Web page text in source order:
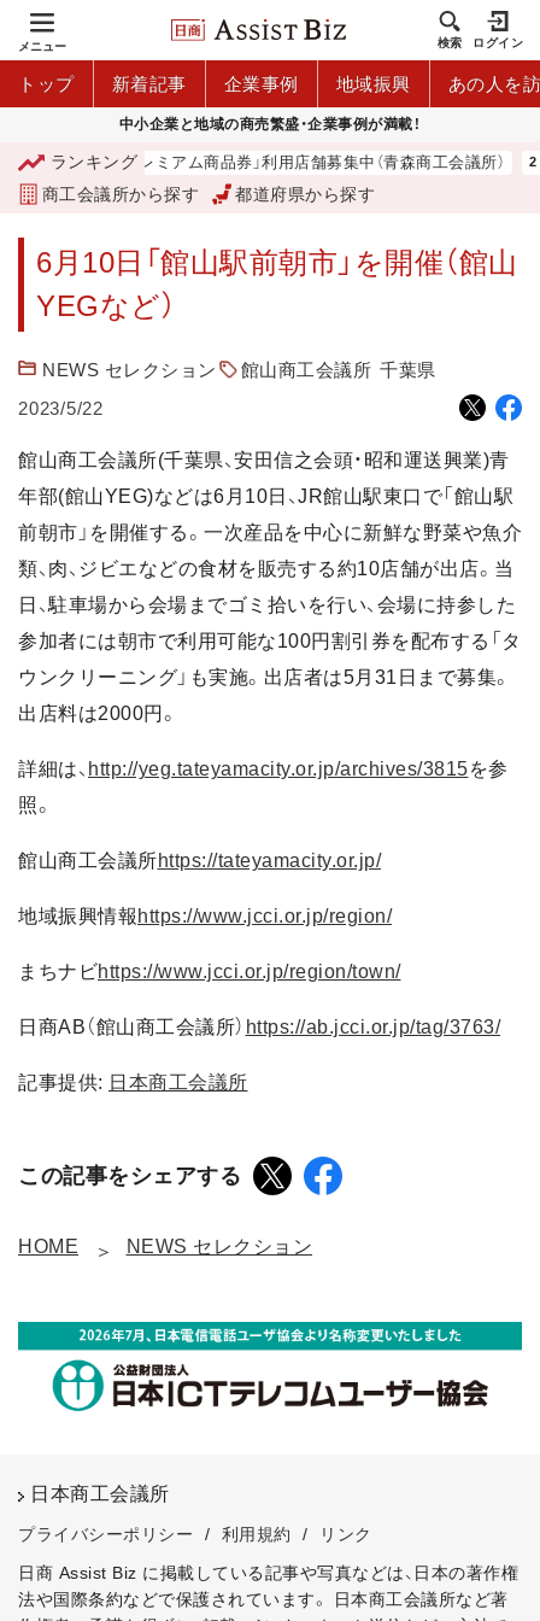
メニュー 検索 ログイン
トップ 新着記事 企業事例 地域振興 あの人を
中小企業と地域の商売繁盛・企業事例が満載！
ランキング
「青森市プレミアム商品券」利用店舗募集中（青森商工会議所）
商工会議所から探す 都道府県から探す
6月10日「館山駅前朝市」を開催（館山
YEGなど）
NEWS セレクション 館山商工会議所 千葉県
2023/5/22
館山商工会議所(千葉県、安田信之会頭・昭和運送興業)青
年部(館山YEG)などは6月10日、JR館山駅東口で「館山駅
前朝市」を開催する。一次産品を中心に新鮮な野菜や魚介
類、肉、ジビエなどの食材を販売する約10店舗が出店。当
日、駐車場から会場までゴミ拾いを行い、会場に持参した
参加者には朝市で利用可能な100円割引券を配布する「タ
ウンクリーニング」も実施。出店者は5月31日まで募集。
出店料は2000円。
詳細は、 http://yeg.tateyamacity.or.jp/archives/3815を参
照。
館山商工会議所https://tateyamacity.or.jp/
地域振興情報 https://www.jcci.or.jp/region/
まちナビhttps://www.jcci.or.jp/region/town/
日商AB（館山商工会議所） https://ab.jcci.or.jp/tag/3763/
記事提供: 日本商工会議所
この記事をシェアする
HOME NEWS セレクション
日本商工会議所
プライバシーポリシー / 利用規約 /
リンク
日商 Assist Biz に掲載している記事や写真などは、日本の著作権
法や国際条約などで保護されています。
日本商工会議所など著